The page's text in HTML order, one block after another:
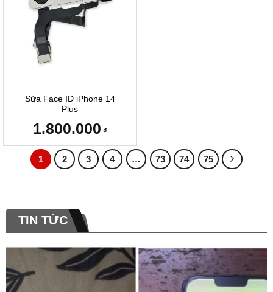
Sửa Face ID iPhone 14
Plus
1.800.000 ₫
1 2 3 4 … 73 74 75
TIN TỨC